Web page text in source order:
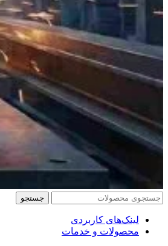
جستجو
لینک‌های کاربردی
محصولات و خدمات